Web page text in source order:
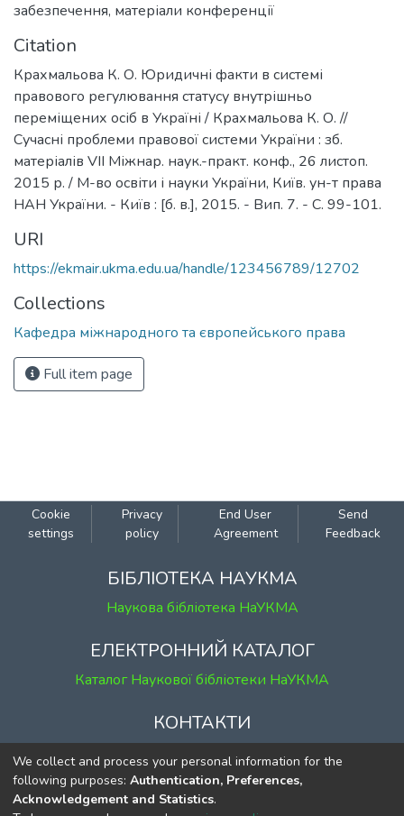
забезпечення, матеріали конференції
Citation
Крахмальова К. О. Юридичні факти в системі
правового регулювання статусу внутрішньо
переміщених осіб в Україні / Крахмальова К. О. //
Сучасні проблеми правової системи України : зб.
матеріалів VII Міжнар. наук.-практ. конф., 26 листоп.
2015 р. / М-во освіти і науки України, Київ. ун-т права
НАН України. - Київ : [б. в.], 2015. - Вип. 7. - С. 99-101.
URI
https://ekmair.ukma.edu.ua/handle/123456789/12702
Collections
Кафедра міжнародного та європейського права
Full item page
Cookie
settings
Privacy
policy
End User
Agreement
Send
Feedback
БІБЛІОТЕКА НАУКМА
Наукова бібліотека НаУКМА
ЕЛЕКТРОННИЙ КАТАЛОГ
Каталог Наукової бібліотеки НаУКМА
КОНТАКТИ
м. Київ, вул. Григорія Сковороди, 2
к. 1, к. 120
тел. (044) 463-69-31
We collect and process your personal information for the
following purposes: Authentication, Preferences,
Acknowledgement and Statistics.